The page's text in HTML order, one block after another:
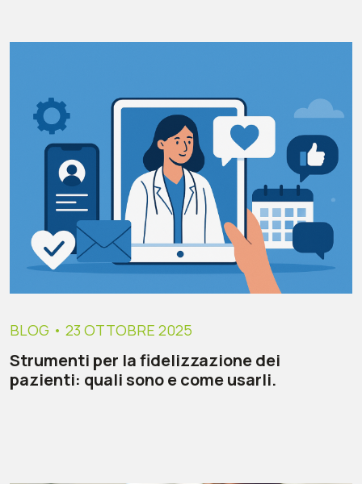
BLOG • 23 OTTOBRE 2025
Strumenti per la fidelizzazione dei
pazienti: quali sono e come usarli.